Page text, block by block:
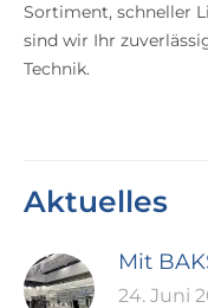
Sortiment, schneller
sind wir Ihr
Technik.
Aktuelles
Mit
24. Juni